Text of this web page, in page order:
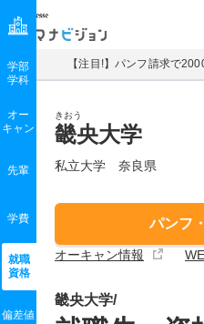
マナビジョン
【注目!】パンフ請求で
きおう
畿央大学
私立大学 奈良県
パンフ
オーキャン情報
学部
学科
オー
キャン
先輩
学費
就職
資格
偏差値
畿央大学/